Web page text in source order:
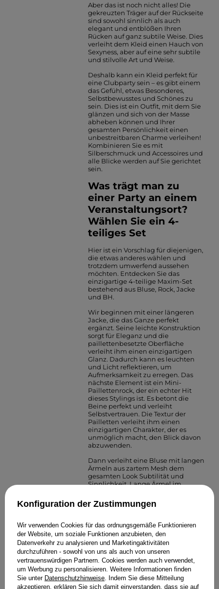
Aber das ist noch nicht alles! Die
gekreuzten Träger auf der Rückseite
sind sowohl sinnlich als auch
elegant und entblößen Ihren
Rücken auf ganz subtile Weise. Dies
verleiht dem Kleid einen Hauch von
Sexyness, aber auf eine sehr subtile
und stilvolle Art und Weise.
Deshalb kann ein Kleid perfekt für
eine Clubparty sein – es gibt einem
das Gefühl, etwas Besonderes,
Selbstbewusstes und Schönes zu
sein. Dies ist ein Outfit, mit dem Sie
glänzen und sich von der Masse
abheben können und Ihrer
gesamten Persönlichkeit einen
unbestreitbaren Charme verleihen!
Kombinieren Sie es mit
Silberschmuck und Accessoires und
alle Blicke werden auf Sie gerichtet
sein.
Was trägt man zu
einer Party an einem
Veranstaltungsort?
Wählen Sie ein 4-
teiliges Set
Hier ist ein Vorschlag für diejenigen,
die etwas anderes wählen und
trotzdem umwerfend aussehen
möchten. Entdecken Sie das
einzigartige 4-teilige Maxim-Set
bestehend aus Bluse, Rock, Jacke
und BH.
Wir beginnen mit einer längeren
Jacke, die das Ganze perfekt
ergänzt. Seine leichte Konstruktion
sorgt für Eleganz und die
paillettenbesetzte Oberfläche
verleiht ihm einen einzigartigen
Glanz. Dadurch kann es leuchten
und Licht reflektieren, um
Aufmerksamkeit zu erregen. Das
nächste Element ist ein Mini-
Paillettenrock, der ein echter Hit
dieses Stylings ist. Es betont die
Beine perfekt und verleiht
Selbstvertrauen. Die Textur der
Pailletten verleiht ihm einen
einzigartigen Charakter, der es
unmöglich macht, den Blick davon
abzuwenden.
Dann verleiht eine Bluse mit langen
Ärmeln aus zartem Mesh dem
gesamten Look Subtilität und
Sinnlichkeit. Lange Ärmel im
für ein harmonisches Spiel der
Proportionenverleiht dem Styling
Man darf den Pailletten-BH nicht
vergessen, der nicht nur stilvoll ist,
sondern dem gesamten Look auch
Ausdruckskraft verleiht. Seine
glänzende Textur betont feminine
Formen und macht das gesamte
Styling noch einzigartiger.
Konfiguration der Zustimmungen
Wir verwenden Cookies für das ordnungsgemäße Funktionieren
der Website, um soziale Funktionen anzubieten, den
Datenverkehr zu analysieren und Marketingaktivitäten
durchzuführen - sowohl von uns als auch von unseren
vertrauenswürdigen Partnern. Cookies werden auch verwendet,
um Werbung zu personalisieren. Weitere Informationen finden
Sie unter Datenschutzhinweise . Indem Sie diese Mitteilung
akzeptieren, erklären Sie sich damit einverstanden, dass sie auf